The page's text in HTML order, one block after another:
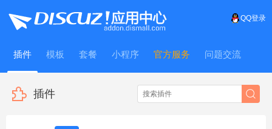
QQ登录
插件 模板 套餐 小程序 官方服务 问题交流
WitFrame
插件